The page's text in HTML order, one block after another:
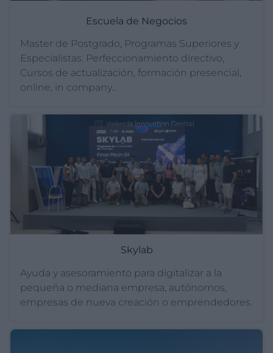
Escuela de Negocios
Master de Postgrado, Programas Superiores y
Especialistas. Perfeccionamiento directivo,
Cursos de actualización, formación presencial,
online, in company…
Skylab
Ayuda y asesoramiento para digitalizar a la
pequeña o mediana empresa, autónomos,
empresas de nueva creación o emprendedores.